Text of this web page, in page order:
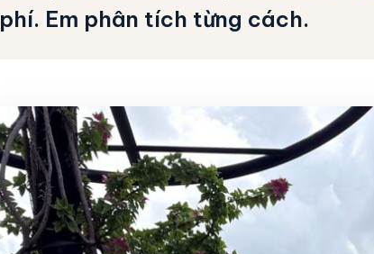
phí. Em phân tích từng cách.